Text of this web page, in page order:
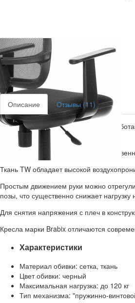
Описание Отзывы (11)
Кресло BRABIX "Drive MG-350"
протяжении всего рабочего дня.
Сетчатая спинка способствует
Ткань TW обладает высокой
Простым движением руки можно
позы, что существенно снижает
Для снятия напряжения с плеч в
Кресла марки Brabix отличаются
Характеристики
Материал обивки: сетка, ткань
Цвет обивки: черный
Максимальная нагрузка: до 120 кг
Тип механизма: "пружинно-